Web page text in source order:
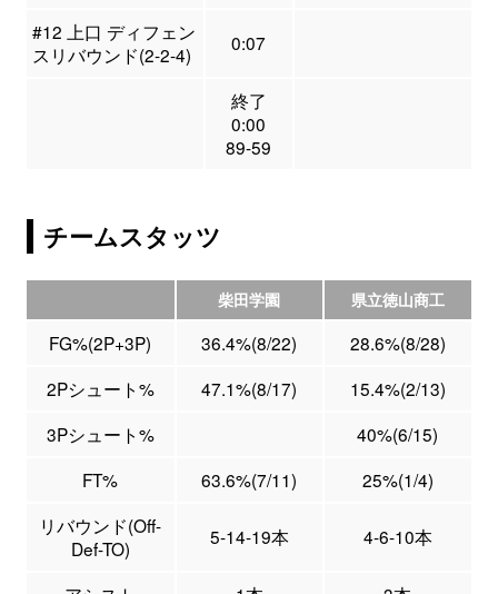
#12 上口 ディフェン
スリバウンド(2-2-4)
0:07
終了
0:00
89-59
チームスタッツ
柴田学園 県立徳山商工
FG%(2P+3P) 36.4%(8/22)
28.6%(8/28)
2Pシュート%
47.1%(8/17)
15.4%(2/13)
3Pシュート%
40%(6/15)
FT%
63.6%(7/11)
25%(1/4)
リバウンド(Off-
Def-TO)
5-14-19本 4-6-10本